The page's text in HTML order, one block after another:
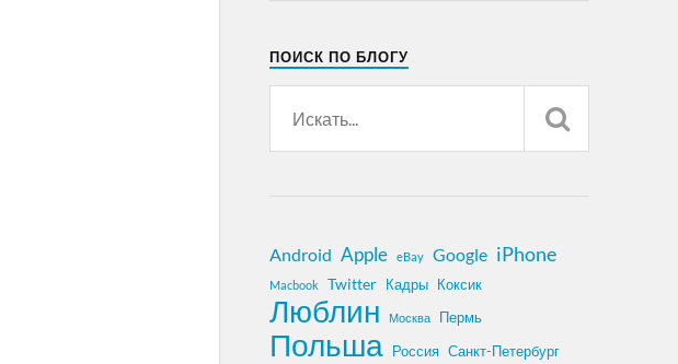
ПОИСК ПО БЛОГУ
Android Apple eBay Google iPhone
Macbook Twitter Кадры Коксик
Люблин Москва Пермь
Польша Россия Санкт-Петербург